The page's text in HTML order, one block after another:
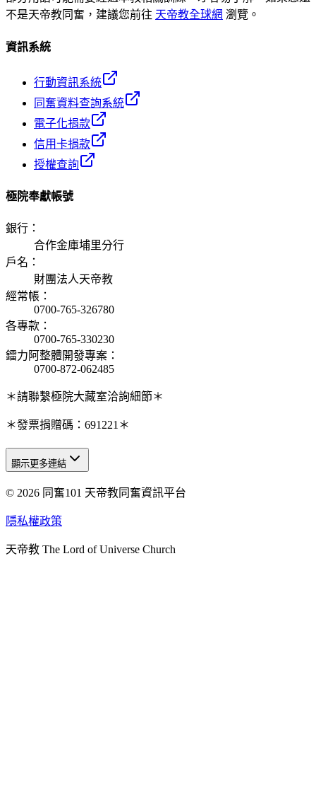
不是天帝教同奮，建議您前往 天帝教全球網 瀏覽。
資訊系統
行動資訊系統
同奮資料查詢系統
電子化捐款
信用卡捐款
授權查詢
極院奉獻帳號
銀行 ：
合作金庫埔里分行
戶名 ：
財團法人天帝教
經常帳 ：
0700-765-326780
各專款 ：
0700-765-330230
鐳力阿整體開發專案 ：
0700-872-062485
＊請聯繫極院大藏室洽詢細節＊
＊發票捐贈碼：691221＊
天人研究總院
天人研究學院
天人炁功院
顯示更多連結
© 2026 同奮101 天帝教同奮資訊平台
隱私權政策
天帝教 The Lord of Universe Church